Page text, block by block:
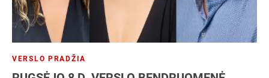
VERSLO PRADŽIA